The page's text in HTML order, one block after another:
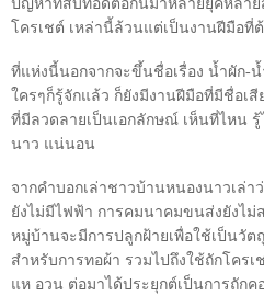
ปัญหาที่สืบทอดต่อกันมาหลายยุคหลาย
โครเชต์ เหล่านี้ล้วนแต่เป็นงานฝีมือที่
ที่แห่งนี้นอกจากจะขึ้นชื่อเรื่อง น้ำผัก-
ใครๆก็รู้จักแล้ว ก็ยังมีงานฝีมือที่มีชื่อเ
ที่มีลวดลายเป็นเอกลักษณ์ เห็นที่ไหน
นาว แน่นอน
จากคำบอกเล่าชาวบ้านหนองนาวเล่
ยังไม่มีไฟฟ้า การคมนาคมขนส่งยังไม่
หมู่บ้านจะมีการปลูกฝ้ายเพื่อใช้เป็นวัต
สำหรับการทอผ้า รวมไปถึงใช้ถักโครเ
แห อวน ต่อมาได้ประยุกต์เป็นการถักค